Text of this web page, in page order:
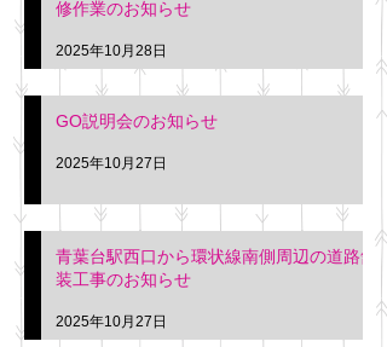
修作業のお知らせ
2025年10月28日
GO説明会のお知らせ
2025年10月27日
青葉台駅西口から環状線南側周辺の道路舗
装工事のお知らせ
2025年10月27日